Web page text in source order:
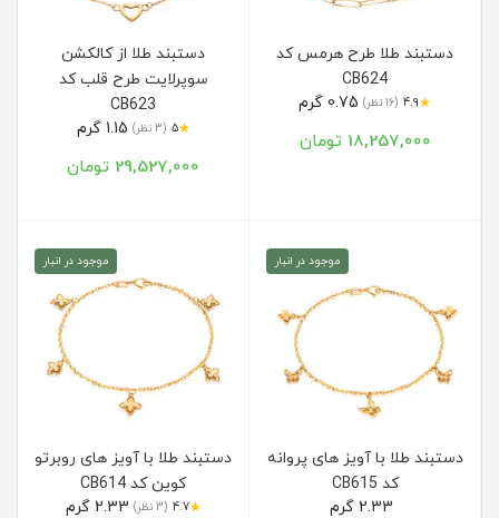
دستبند طلا طرح هرمس کد
CB624
★
4.9 (16 نظر)
18,257,000 تومان
دستبند طلا از کالکشن
سوپرلایت طرح قلب کد
CB623
★
5 (3 نظر)
29,527,000 تومان
موجود در انبار
دستبند طلا با آویز های پروانه
کد CB615
موجود در انبار
دستبند طلا با آویز های روبرتو
کوین کد CB614
★
4.7 (3 نظر)